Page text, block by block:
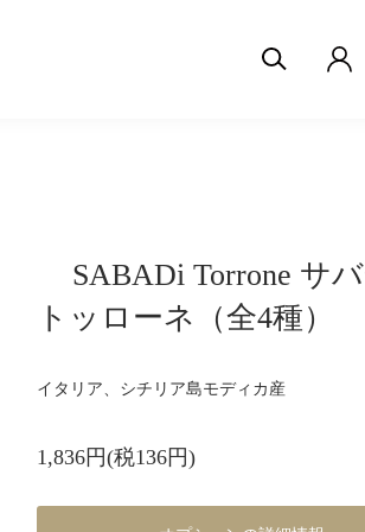
SABADi Torrone サ
トッローネ（全4種）
イタリア、シチリア島モディカ産
1,836円(税136円)